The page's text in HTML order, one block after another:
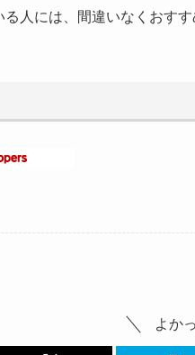
人には、間違いなくおすす
よか